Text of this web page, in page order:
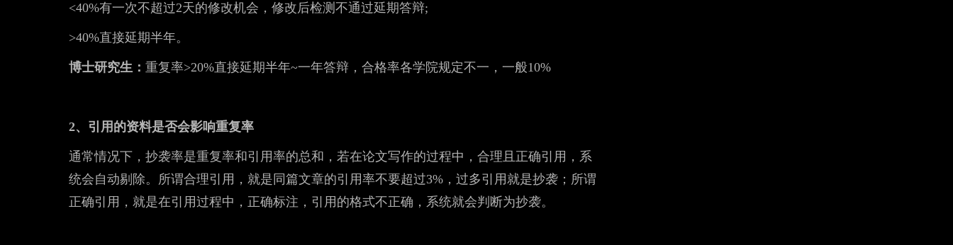
<40%有一次不超过2天的修改机会，修改后检测不通过延期答辩;
>40%直接延期半年。
博士研究生： 重复率>20%直接延期半年~一年答辩，合格率各学院规定不一，一般10%
2、引用的资料是否会影响重复率
通常情况下，抄袭率是重复率和引用率的总和，若在论文写作的过程中，合理且正确引用，系
统会自动剔除。所谓合理引用，就是同篇文章的引用率不要超过3%，过多引用就是抄袭；所谓
正确引用，就是在引用过程中，正确标注，引用的格式不正确，系统就会判断为抄袭。